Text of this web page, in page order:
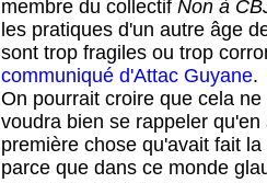
membre du collectif Non à
les pratiques d'un autre âge
sont trop fragiles ou trop
communiqué d'Attac Guyane.
On pourrait croire que cela
voudra bien se rappeler
première chose qu'avait fait
parce que dans ce monde